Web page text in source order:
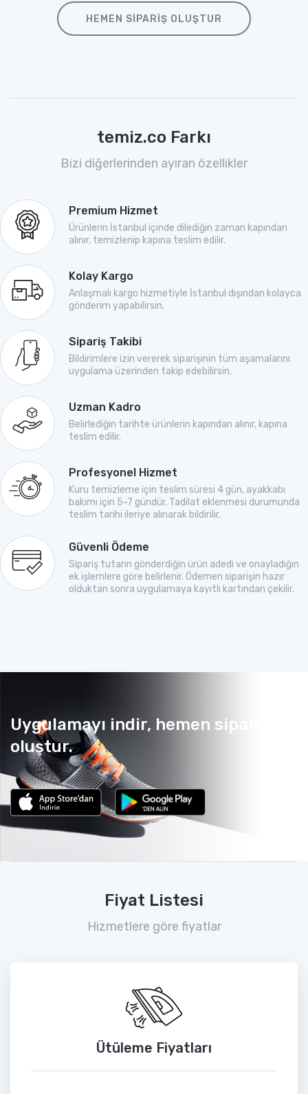
HEMEN SIPARIŞ OLUŞTUR
temiz.co Farkı
Bizi diğerlerinden ayıran özellikler
Premium Hizmet
Ürünlerin İstanbul içinde dilediğin zaman kapından
alınır, temizlenip kapına teslim edilir.
Kolay Kargo
Anlaşmalı kargo hizmetiyle İstanbul dışından kolayca
gönderim yapabilirsin.
Sipariş Takibi
Bildirimlere izin vererek siparişinin tüm aşamalarını
uygulama üzerinden takip edebilirsin.
Uzman Kadro
Belirlediğin tarihte ürünlerin kapından alınır, kapına
teslim edilir.
Profesyonel Hizmet
Kuru temizleme için teslim süresi 4 gün, ayakkabı
bakımı için 5-7 gündür. Tadilat eklenmesi durumunda
teslim tarihi ileriye alınarak bildirilir.
Güvenli Ödeme
Sipariş tutarın gönderdiğin ürün adedi ve onayladığın
ek işlemlere göre belirlenir. Ödemen siparişin hazır
olduktan sonra uygulamaya kayıtlı kartından çekilir.
Uygulamayı indir, hemen sipariş
oluştur.
Fiyat Listesi
Hizmetlere göre fiyatlar
Ütüleme Fiyatları